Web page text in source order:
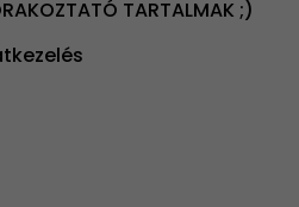
TARTALMAK ;)